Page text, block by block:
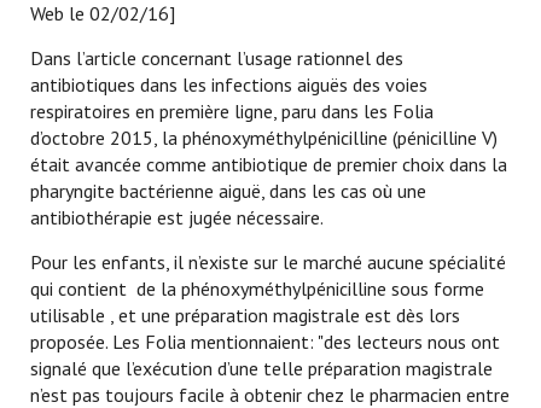
Web le 02/02/16]
Dans l’article concernant l’usage rationnel des
antibiotiques dans les infections aiguës des voies
respiratoires en première ligne, paru dans les Folia
d’octobre 2015, la phénoxyméthylpénicilline (pénicilline V)
était avancée comme antibiotique de premier choix dans la
pharyngite bactérienne aiguë, dans les cas où une
antibiothérapie est jugée nécessaire.
Pour les enfants, il n’existe sur le marché aucune spécialité
qui contient de la phénoxyméthylpénicilline sous forme
utilisable , et une préparation magistrale est dès lors
proposée. Les Folia mentionnaient: "des lecteurs nous ont
signalé que l’exécution d’une telle préparation magistrale
n’est pas toujours facile à obtenir chez le pharmacien entre